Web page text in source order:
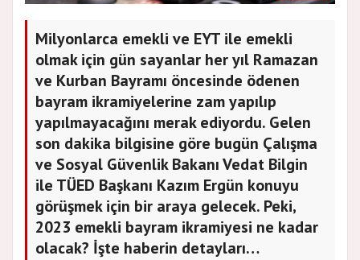
Milyonlarca emekli ve EYT ile emekli
olmak için gün sayanlar her yıl Ramazan
ve Kurban Bayramı öncesinde ödenen
bayram ikramiyelerine zam yapılıp
yapılmayacağını merak ediyordu. Gelen
son dakika bilgisine göre bugün Çalışma
ve Sosyal Güvenlik Bakanı Vedat Bilgin
ile TÜED Başkanı Kazım Ergün konuyu
görüşmek için bir araya gelecek. Peki,
2023 emekli bayram ikramiyesi ne kadar
olacak? İşte haberin detayları…